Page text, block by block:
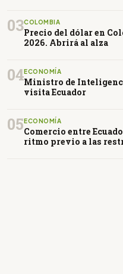
03COLOMBIA
Precio del dólar en
2026. Abrirá al alza
04ECONOMÍA
Ministro de
visita Ecuador
05 ECONOMÍA
Comercio entre
ritmo previo a las